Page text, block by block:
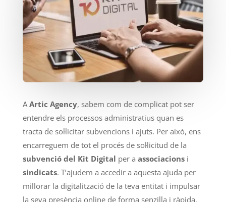
A Artic Agency, sabem com de complicat pot ser
entendre els processos administratius quan es
tracta de sol·licitar subvencions i ajuts. Per això, ens
encarreguem de tot el procés de sol·licitud de la
subvenció del Kit Digital per a associacionsi
sindicats. T’ajudem a accedir a aquesta ajuda per
millorar la digitalització de la teva entitat i impulsar
la seva presència online de forma senzilla i ràpida.